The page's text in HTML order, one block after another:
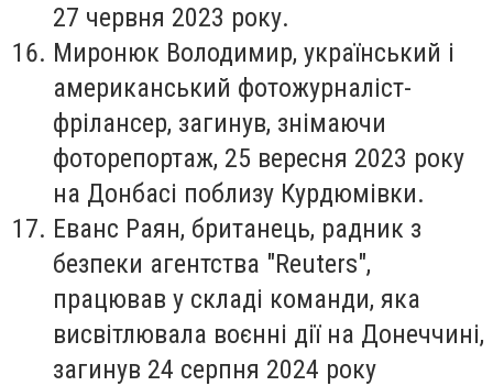
27 червня 2023 року.
Миронюк Володимир, український і
американський фотожурналіст-
фрілансер, загинув, знімаючи
фоторепортаж, 25 вересня 2023 року
на Донбасі поблизу Курдюмівки.
Еванс Раян, британець, радник з
безпеки агентства "Reuters",
працював у складі команди, яка
висвітлювала воєнні дії на Донеччині,
загинув 24 серпня 2024 року